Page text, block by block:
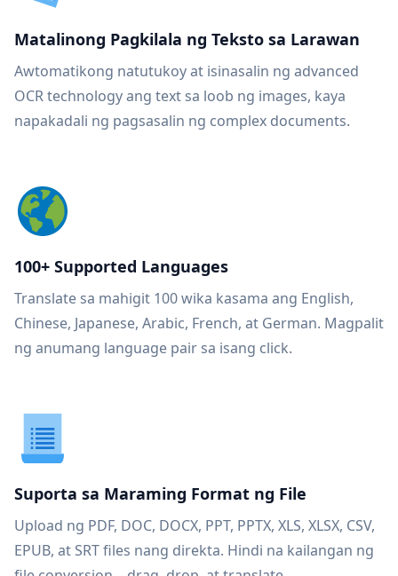
Matalinong Pagkilala ng Teksto sa Larawan
Awtomatikong natutukoy at isinasalin ng advanced
OCR technology ang text sa loob ng images, kaya
napakadali ng pagsasalin ng complex documents.
100+ Supported Languages
Translate sa mahigit 100 wika kasama ang English,
Chinese, Japanese, Arabic, French, at German. Magpalit
ng anumang language pair sa isang click.
Suporta sa Maraming Format ng File
Upload ng PDF, DOC, DOCX, PPT, PPTX, XLS, XLSX, CSV,
EPUB, at SRT files nang direkta. Hindi na kailangan ng